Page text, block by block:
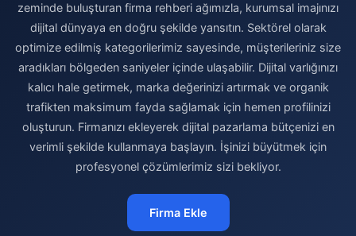
zeminde buluşturan firma rehberi ağımızla, kurumsal imajınızı
dijital dünyaya en doğru şekilde yansıtın. Sektörel olarak
optimize edilmiş kategorilerimiz sayesinde, müşterileriniz size
aradıkları bölgeden saniyeler içinde ulaşabilir. Dijital varlığınızı
kalıcı hale getirmek, marka değerinizi artırmak ve organik
trafikten maksimum fayda sağlamak için hemen profilinizi
oluşturun. Firmanızı ekleyerek dijital pazarlama bütçenizi en
verimli şekilde kullanmaya başlayın. İşinizi büyütmek için
profesyonel çözümlerimiz sizi bekliyor.
Firma Ekle